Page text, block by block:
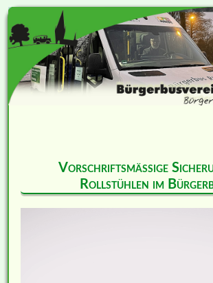
Vorschriftsmässige
Rollstühlen im